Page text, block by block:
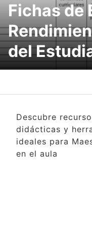
Fichas de
del
Descubre
didácticas y
ideales para
en el aula